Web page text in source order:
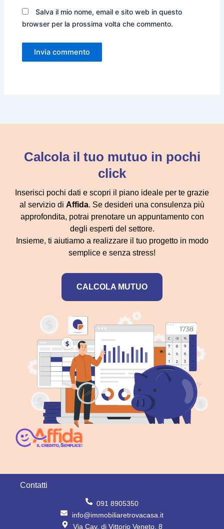
Salva il mio nome, email e sito web in questo
browser per la prossima volta che commento.
Inserisci pochi dati e scopri il piano ideale per te grazie
al servizio di Affida. Se desideri una consulenza più
approfondita, potrai prenotare un appuntamento con
degli esperti del settore.
Insieme, ti aiutiamo a realizzare il tuo progetto in modo
semplice e senza stress!
CALCOLA MUTUO
Calcola il tuo mutuo in pochi
click
Contatti
091 8905350
info@immobiliaretrovacasa.it
Via Cav. di Vittorio Veneto, 8